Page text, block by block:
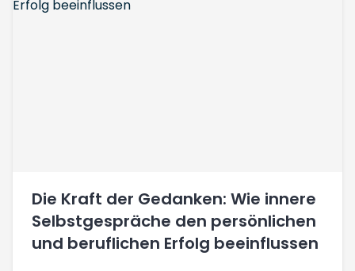
Die Kraft der Gedanken: Wie innere
Selbstgespräche den persönlichen
und beruflichen Erfolg beeinflussen